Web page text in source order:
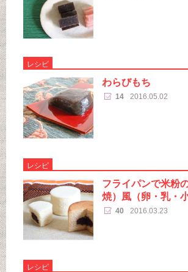
レシピ
わらびもち
14 2016.05.02
レシピ
フライパンで米粉
焼）風（卵・乳・
40 2016.03.23
レシピ